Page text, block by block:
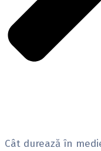
Cât durează în